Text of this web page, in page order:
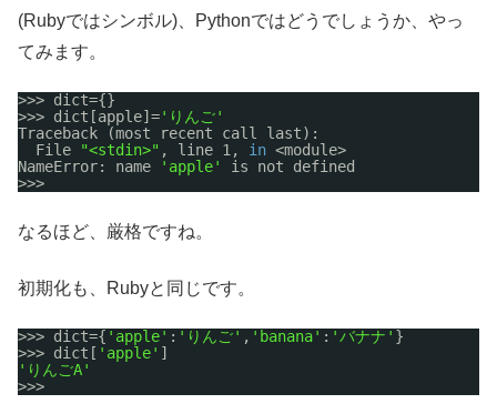
(Rubyではシンボル)、Pythonではどうでしょうか、やっ
てみます。
>>> dict={}
>>> dict[apple]='りんご'
Traceback (most recent call last):
File
"<stdin>" , line 1, in <module>
NameError: name
'apple'
is not defined
>>>
なるほど、厳格ですね。
初期化も、Rubyと同じです。
>>> dict={ 'apple' : 'りんご' , 'banana' : 'バナナ' }
>>> dict[ 'apple' ]
'りんごA'
>>>